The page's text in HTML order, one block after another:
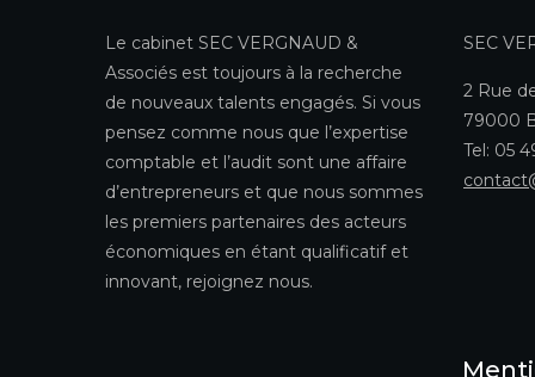
Le cabinet SEC VERGNAUD &
Associés est toujours à la recherche
de nouveaux talents engagés. Si vous
pensez comme nous que l’expertise
comptable et l’audit sont une affaire
d’entrepreneurs et que nous sommes
les premiers partenaires des acteurs
économiques en étant qualificatif et
innovant, rejoignez nous.
SEC
2 Rue
79000
Tel: 05